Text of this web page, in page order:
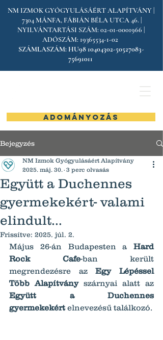
ADOMÁNYOZÁS
NM IZMOK GYÓGYULÁSÁÉRT ALAPÍTVÁNY |
7304 MÁNFA, FÁBIÁN BÉLA UTCA 46. |
NYILVÁNTARTÁSI SZÁM: 02-01-0001966
ADÓSZÁM: 19365534-1-02
SZÁMLASZÁM:HU98 10404302-50527083-
75691011
Bejegyzés
Együtt a Duchennes
gyermekekért- valami
elindult…
NM Izmok Gyógyulásáért Alapítvány
2025. máj. 30.
3 perc olvasás
Frissítve: 2025. júl. 2.
Május 26-án Budapesten a Hard
Rock Cafe-ban került
megrendezésre az Egy Lépéssel
Több Alapítvány
Együtt a Duchennes
gyermekekért elnevezésű találkozó.